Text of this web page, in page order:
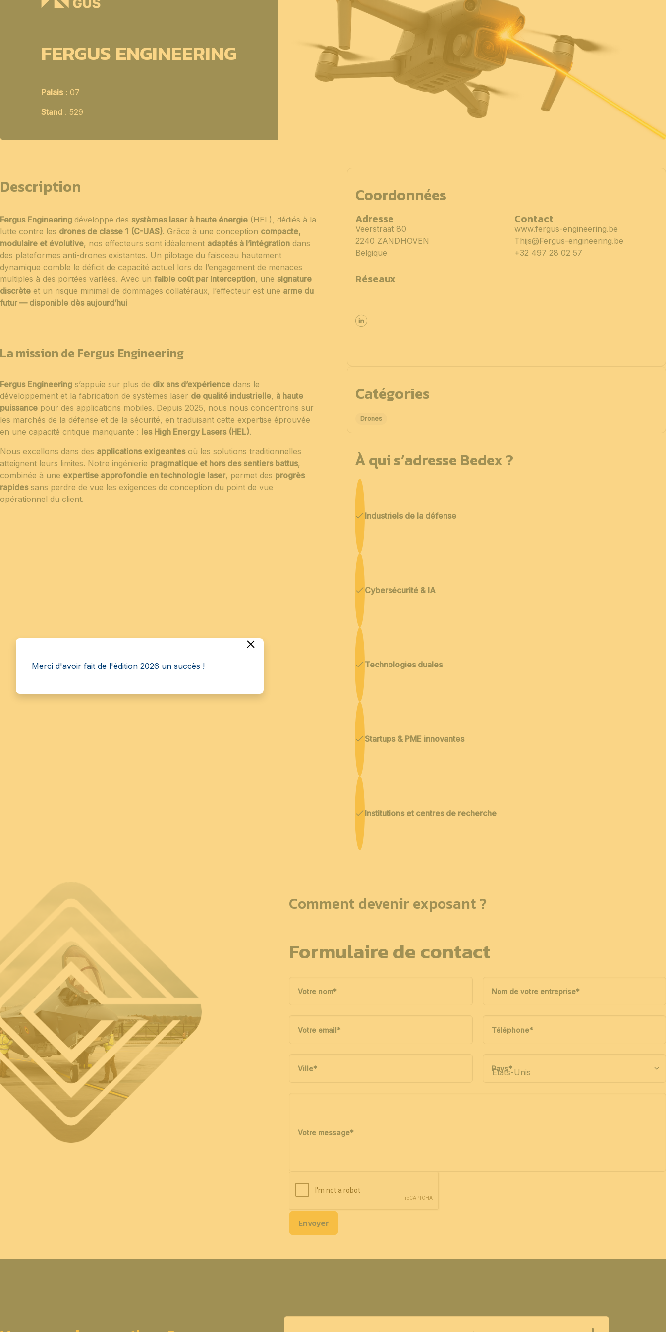
FERGUS ENGINEERING
Palais: 07
Stand : 529
Description
Fergus Engineering développe des systèmes laser à haute énergie (HEL), dédiés à la
lutte contre les drones de classe 1 (C-UAS). Grâce à une conception compacte,
modulaire et évolutive, nos effecteurs sont idéalement adaptés à l’intégration dans
des plateformes anti-drones existantes. Un pilotage du faisceau hautement
dynamique comble le déficit de capacité actuel lors de l’engagement de menaces
multiples à des portées variées. Avec un faible coût par interception, une signature
discrète et un risque minimal de dommages collatéraux, l’effecteur est une arme du
futur — disponible dès aujourd’hui
La mission de Fergus Engineering
Fergus Engineering s’appuie sur plus de dix ans d’expérience dans le
développement et la fabrication de systèmes laser de qualité industrielle, à haute
puissance pour des applications mobiles. Depuis 2025, nous nous concentrons sur
les marchés de la défense et de la sécurité, en traduisant cette expertise éprouvée
en une capacité critique manquante : les High Energy Lasers (HEL).
Nous excellons dans des applications exigeantesoù les solutions traditionnelles
atteignent leurs limites. Notre ingénierie pragmatique et hors des sentiers battus,
combinée à une expertise approfondie en technologie laser, permet des progrès
rapidessans perdre de vue les exigences de conception du point de vue
opérationnel du client.
Coordonnées
Adresse
Veerstraat 80
2240 ZANDHOVEN
Belgique
Contact
www.fergus-engineering.be
Thijs@Fergus-engineering.be
+32 497 28 02 57
Réseaux
Catégories
Drones
À qui s’adresse Bedex ?
Industriels de la défense
Cybersécurité & IA
Technologies duales
Startups & PME innovantes
Institutions et centres de recherche
Comment devenir exposant ?
Formulaire de contact
Votre nom* Nom de votre entreprise*
Votre email* Téléphone*
Ville* Pays*
Votre message*
Envoyer
Merci d'avoir fait de l'édition 2026 un succès !